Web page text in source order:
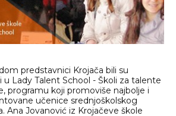
predstavnici Krojača bili su
Lady Talent School - Školi za talente
programu koji promoviše najbolje i
učenice srednjoškolskog
Ana Jovanović iz Krojačeve škole